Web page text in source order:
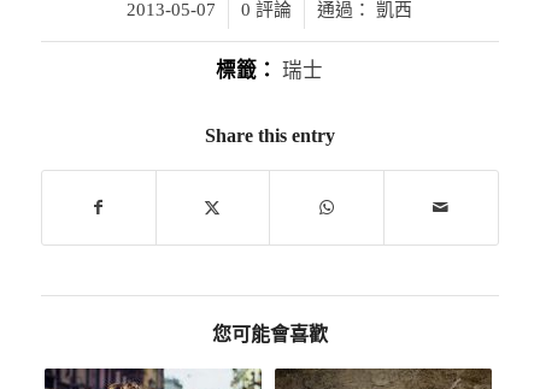
2013-05-07
/ 0 評論 通過：凱西
標籤： 瑞士
Share this entry
您可能會喜歡